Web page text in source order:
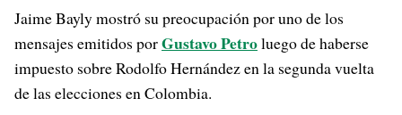
Jaime Bayly mostró su preocupación por uno de los
mensajes emitidos porGustavo Petroluego de haberse
impuesto sobre Rodolfo Hernández en la segunda vuelta
de las elecciones en Colombia.